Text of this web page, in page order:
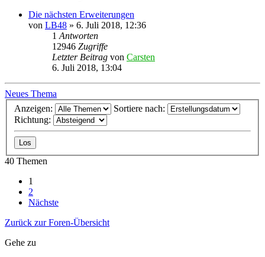
Die nächsten Erweiterungen
von LB48 » 6. Juli 2018, 12:36
1 Antworten
12946 Zugriffe
Letzter Beitrag von Carsten
6. Juli 2018, 13:04
Neues Thema
Anzeigen:
Sortiere nach:
Richtung:
40 Themen
1
2
Nächste
Zurück zur Foren-Übersicht
Gehe zu